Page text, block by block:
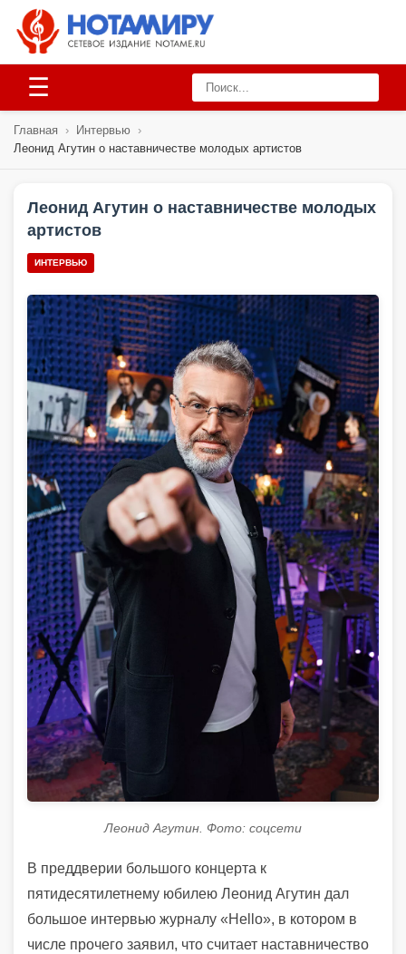
☰
Главная › Интервью ›
Леонид Агутин о наставничестве молодых артистов
Леонид Агутин о наставничестве молодых
артистов
ИНТЕРВЬЮ
Леонид Агутин. Фото: соцсети
В преддверии большого концерта к
пятидесятилетнему юбилею Леонид Агутин дал
большое интервью журналу «Hello», в котором в
числе прочего заявил, что считает наставничество